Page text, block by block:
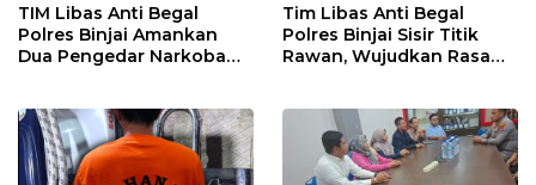
TIM Libas Anti Begal
Polres Binjai Amankan
Dua Pengedar Narkoba
Tim Libas Anti Begal
Polres Binjai Sisir Titik
Rawan, Wujudkan Rasa